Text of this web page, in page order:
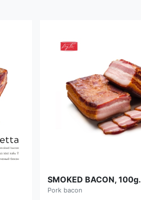
SMOKED BACON, 100g.
Pork bacon